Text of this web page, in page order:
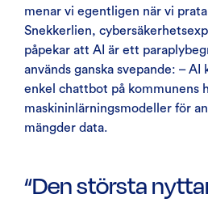
menar vi egentligen när vi
Snekkerlien,
påpekar att AI är ett
används ganska svepande: – AI
enkel chattbot på kommunens
maskininlärningsmodeller för
mängder data.
“Den största